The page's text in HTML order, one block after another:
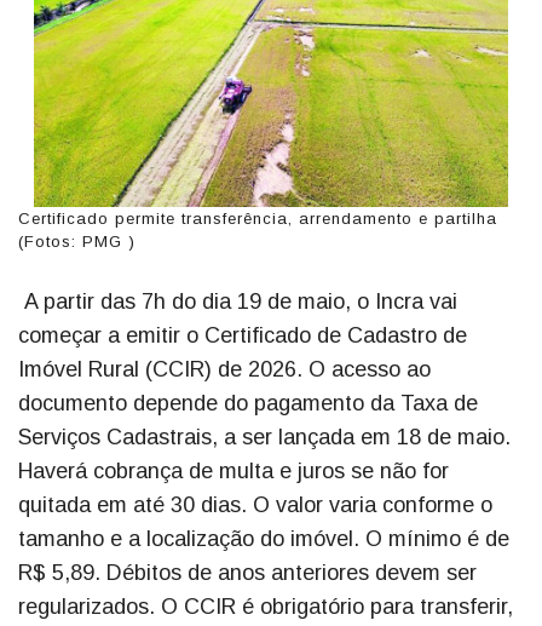
Certificado permite transferência, arrendamento e partilha
(Fotos: PMG )
A partir das 7h do dia 19 de maio, o Incra vai
começar a emitir o Certificado de Cadastro de
Imóvel Rural (CCIR) de 2026. O acesso ao
documento depende do pagamento da Taxa de
Serviços Cadastrais, a ser lançada em 18 de maio.
Haverá cobrança de multa e juros se não for
quitada em até 30 dias. O valor varia conforme o
tamanho e a localização do imóvel. O mínimo é de
R$ 5,89. Débitos de anos anteriores devem ser
regularizados. O CCIR é obrigatório para transferir,